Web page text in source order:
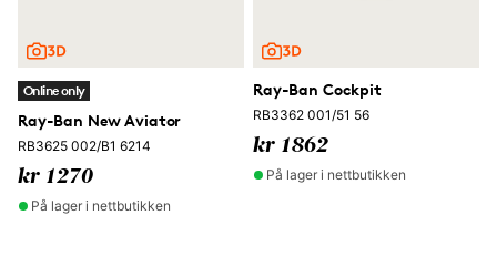
Online only
Ray-Ban New Aviator
RB3625 002/B1 6214
kr 1270
På lager i nettbutikken
Ray-Ban Cockpit
RB3362 001/51 56
kr 1862
På lager i nettbutikken